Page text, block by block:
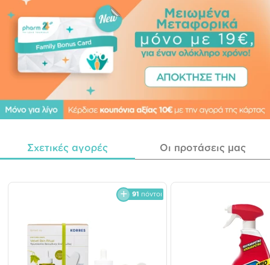
Σχετικές αγορές Οι προτάσεις μας
91 πόντοι